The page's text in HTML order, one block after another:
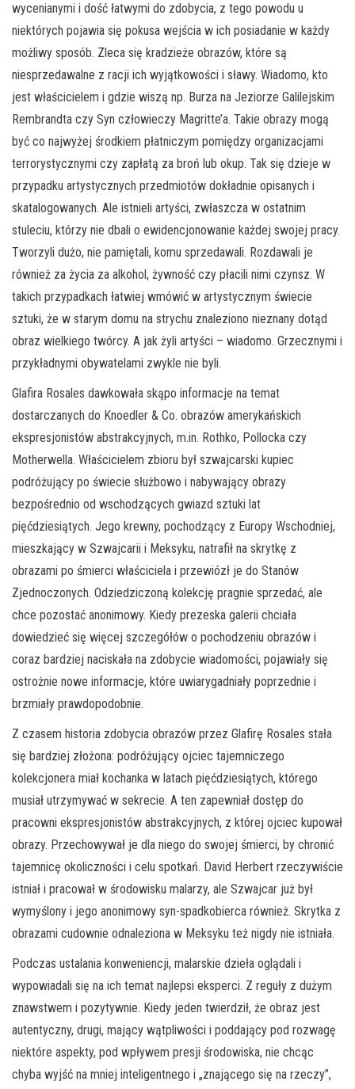
wycenianymi i dość łatwymi do zdobycia, z tego powodu u
niektórych pojawia się pokusa wejścia w ich posiadanie w każdy
możliwy sposób. Zleca się kradzieże obrazów, które są
niesprzedawalne z racji ich wyjątkowości i sławy. Wiadomo, kto
jest właścicielem i gdzie wiszą np. Burza na Jeziorze Galilejskim
Rembrandta czy Syn człowieczy Magritte’a. Takie obrazy mogą
być co najwyżej środkiem płatniczym pomiędzy organizacjami
terrorystycznymi czy zapłatą za broń lub okup. Tak się dzieje w
przypadku artystycznych przedmiotów dokładnie opisanych i
skatalogowanych. Ale istnieli artyści, zwłaszcza w ostatnim
stuleciu, którzy nie dbali o ewidencjonowanie każdej swojej pracy.
Tworzyli dużo, nie pamiętali, komu sprzedawali. Rozdawali je
również za życia za alkohol, żywność czy płacili nimi czynsz. W
takich przypadkach łatwiej wmówić w artystycznym świecie
sztuki, że w starym domu na strychu znaleziono nieznany dotąd
obraz wielkiego twórcy. A jak żyli artyści – wiadomo. Grzecznymi i
przykładnymi obywatelami zwykle nie byli.
Glafira Rosales dawkowała skąpo informacje na temat
dostarczanych do Knoedler & Co. obrazów amerykańskich
ekspresjonistów abstrakcyjnych, m.in. Rothko, Pollocka czy
Motherwella. Właścicielem zbioru był szwajcarski kupiec
podróżujący po świecie służbowo i nabywający obrazy
bezpośrednio od wschodzących gwiazd sztuki lat
pięćdziesiątych. Jego krewny, pochodzący z Europy Wschodniej,
mieszkający w Szwajcarii i Meksyku, natrafił na skrytkę z
obrazami po śmierci właściciela i przewiózł je do Stanów
Zjednoczonych. Odziedziczoną kolekcję pragnie sprzedać, ale
chce pozostać anonimowy. Kiedy prezeska galerii chciała
dowiedzieć się więcej szczegółów o pochodzeniu obrazów i
coraz bardziej naciskała na zdobycie wiadomości, pojawiały się
ostrożnie nowe informacje, które uwiarygadniały poprzednie i
brzmiały prawdopodobnie.
Z czasem historia zdobycia obrazów przez Glafirę Rosales stała
się bardziej złożona: podróżujący ojciec tajemniczego
kolekcjonera miał kochanka w latach pięćdziesiątych, którego
musiał utrzymywać w sekrecie. A ten zapewniał dostęp do
pracowni ekspresjonistów abstrakcyjnych, z której ojciec kupował
obrazy. Przechowywał je dla niego do swojej śmierci, by chronić
tajemnicę okoliczności i celu spotkań. David Herbert rzeczywiście
istniał i pracował w środowisku malarzy, ale Szwajcar już był
wymyślony i jego anonimowy syn-spadkobierca również. Skrytka z
obrazami cudownie odnaleziona w Meksyku też nigdy nie istniała.
Podczas ustalania konweniencji, malarskie dzieła oglądali i
wypowiadali się na ich temat najlepsi eksperci. Z reguły z dużym
znawstwem i pozytywnie. Kiedy jeden twierdził, że obraz jest
autentyczny, drugi, mający wątpliwości i poddający pod rozwagę
niektóre aspekty, pod wpływem presji środowiska, nie chcąc
chyba wyjść na mniej inteligentnego i „znającego się na rzeczy”,